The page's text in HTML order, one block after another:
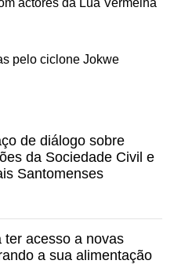
actores da Lua Vermelha
pelo ciclone Jokwe
de diálogo sobre
da Sociedade Civil e
Santomenses
ter acesso a novas
a sua alimentação